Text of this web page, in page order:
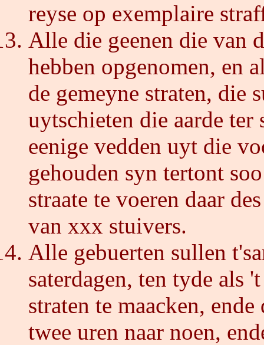
reyse op exemplaire
Alle die geenen die van
hebben opgenomen, en
de gemeyne straten, die
uytschieten die aarde
eenige vedden uyt die
gehouden syn tertont
straate te voeren daar
van xxx stuivers.
Alle gebuerten sullen
saterdagen, ten tyde als
straten te maacken,
twee uren naar noen,